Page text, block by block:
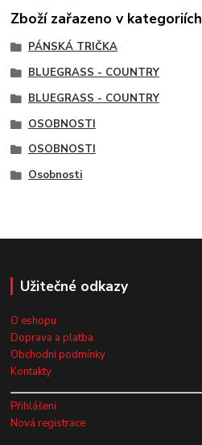
Zboží zařazeno v kategoriích
PÁNSKÁ TRIČKA
BLUEGRASS - COUNTRY
BLUEGRASS - COUNTRY
OSOBNOSTI
OSOBNOSTI
Osobnosti
Užitečné odkazy
O eshopu
Doprava a platba
Obchodní podmínky
Kontakty
Přihlášení
Nová registrace